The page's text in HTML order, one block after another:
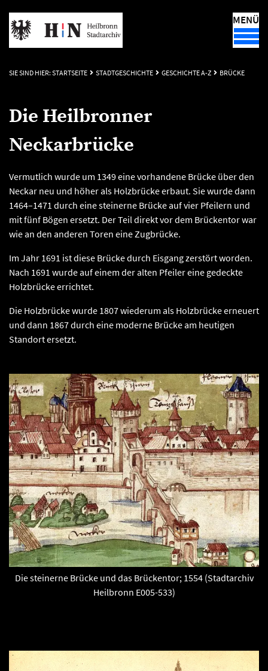
MENÜ
SIE SIND HIER: STARTSEITE STADTGESCHICHTE GESCHICHTE A-Z BRÜCKE
Die Heilbronner
Neckarbrücke
Vermutlich wurde um 1349 eine vorhandene Brücke über den
Neckar neu und höher als Holzbrücke erbaut. Sie wurde dann
1464–1471 durch eine steinerne Brücke auf vier Pfeilern und
mit fünf Bögen ersetzt. Der Teil direkt vor dem Brückentor war
wie an den anderen Toren eine Zugbrücke.
Im Jahr 1691 ist diese Brücke durch Eisgang zerstört worden.
Nach 1691 wurde auf einem der alten Pfeiler eine gedeckte
Holzbrücke errichtet.
Die Holzbrücke wurde 1807 wiederum als Holzbrücke erneuert
und dann 1867 durch eine moderne Brücke am heutigen
Standort ersetzt.
Die steinerne Brücke und das Brückentor; 1554 (Stadtarchiv
Heilbronn E005-533)